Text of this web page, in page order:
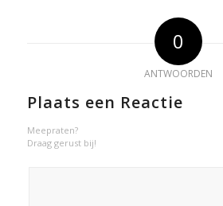
0
ANTWOORDEN
Plaats een Reactie
Meepraten?
Draag gerust bij!